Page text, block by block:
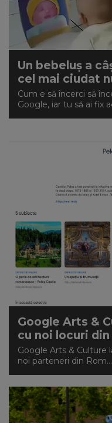
Un bebeluș a
cel mai ciudat
Cum e să încerci să
Google, iar tu să ai fix
Google Arts &
cu noi locuri din
Google Arts & Culture
noi parteneri din Rom...